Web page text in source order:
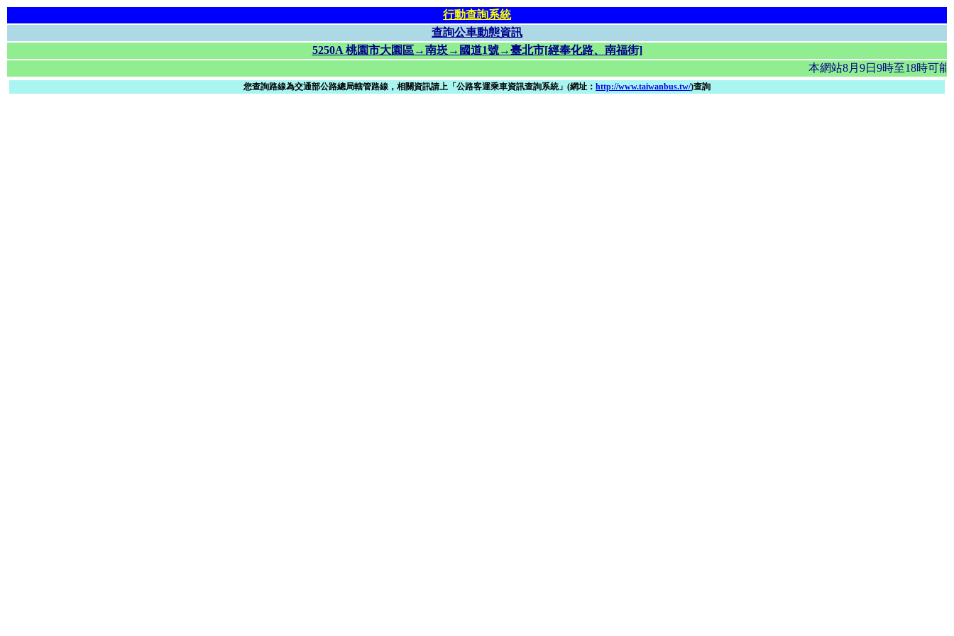
行動查詢系統
查詢公車動態資訊
5250A 桃園市大園區→南崁→國道1號→臺北市[經奉化路、南福街]
本網站8月9日9時至18時
您查詢路線為交通部公路總局轄管路線，相關資訊請上「公路客運乘車資訊查詢系統」(網址： http://www.taiwanbus.tw/)查詢